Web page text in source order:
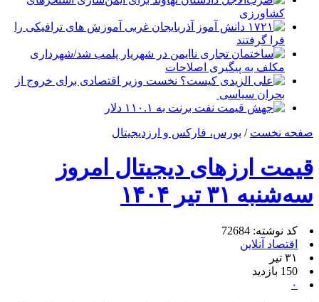
کشاورزی
۱۷۲۱ دانش آموز آذربایجان غربی آموزش های ترافیکی را
فرا گرفتند
ساختمان تجاری ناایمن در شهریار پلمب شد/شهرداری
مکلف به پیگیری اصلاحات
علی الزیدی کیست؟ نخست وزیر اقتصادی برای خروج از
بحران سیاسی
جهش قیمت نفت برنت به ۱۱۰.۱ دلار
صفحه نخست / بورس، فارکس و ارزدیجیتال
قیمت ارز‌های دیجیتال امروز
سه‌شنبه ۳۱ تیر ۱۴۰۴
کد نوشته: 72684
اقتصاد آنلاین
۳۱ تیر
150 بازدید
۰